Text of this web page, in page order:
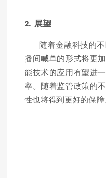
2. 展望
随着金融科技的
播间喊单的形式将更
能技术的应用有望进
率。随着监管政策的
性也将得到更好的保障